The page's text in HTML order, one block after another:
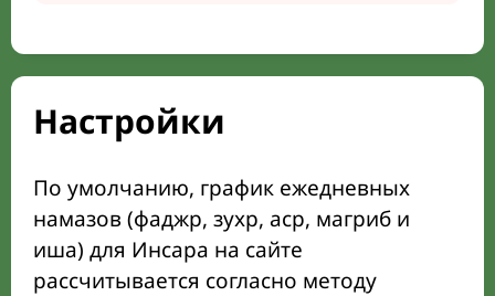
Настройки
По умолчанию, график ежедневных
намазов (фаджр, зухр, аср, магриб и
иша) для Инсара на сайте
рассчитывается согласно методу